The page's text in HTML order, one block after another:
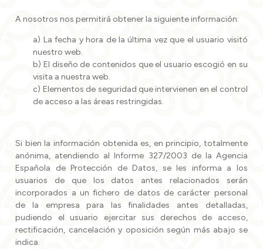
A nosotros nos permitirá obtener la siguiente información:
a) La fecha y hora de la última vez que el usuario visitó
nuestro web.
b) El diseño de contenidos que el usuario escogió en su
visita a nuestra web.
c) Elementos de seguridad que intervienen en el control
de acceso a las áreas restringidas.
Si bien la información obtenida es, en principio, totalmente
anónima, atendiendo al Informe 327/2003 de la Agencia
Española de Protección de Datos, se les informa a los
usuarios de que los datos antes relacionados serán
incorporados a un fichero de datos de carácter personal
de la empresa para las finalidades antes detalladas,
pudiendo el usuario ejercitar sus derechos de acceso,
rectificación, cancelación y oposición según más abajo se
indica.